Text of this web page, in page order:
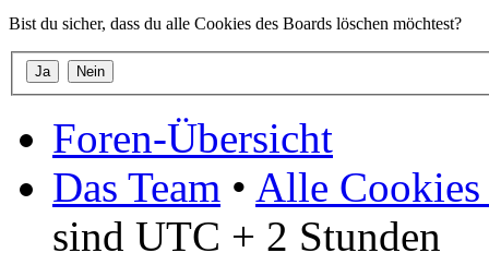
Bist du sicher, dass du alle Cookies des Boards löschen möchtest?
Foren-Übersicht
Das Team • Alle Cookies
sind UTC + 2 Stunden